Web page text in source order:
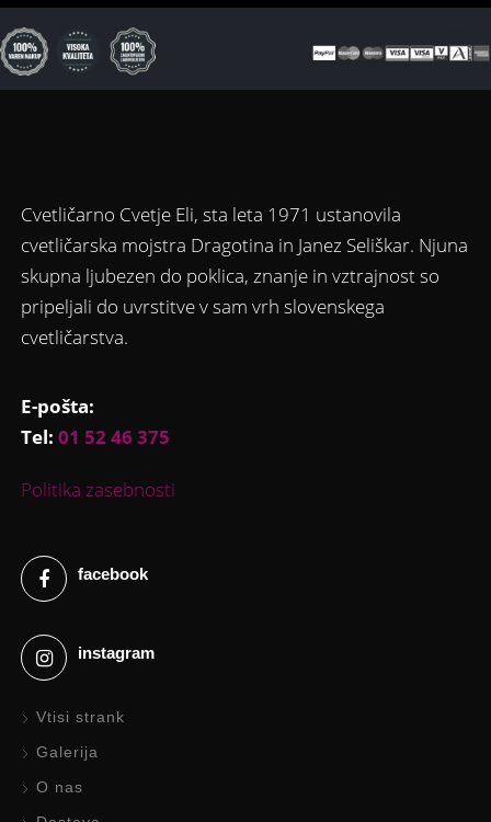
Cvetličarno Cvetje Eli, sta leta 1971 ustanovila
cvetličarska mojstra Dragotina in Janez Seliškar. Njuna
skupna ljubezen do poklica, znanje in vztrajnost so
pripeljali do uvrstitve v sam vrh slovenskega
cvetličarstva.
E-pošta:
Tel:01 52 46 375
Politika zasebnosti
facebook
instagram
Vtisi strank
Galerija
O nas